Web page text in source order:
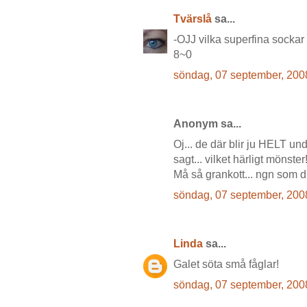
Tvärslå sa...
-OJJ vilka superfina sockar
8~0
söndag, 07 september,
Anonym sa...
Oj... de där blir ju HELT
sagt... vilket härligt
Må så grankott... ngn som
söndag, 07 september,
Linda sa...
Galet söta små fåglar!
söndag, 07 september,